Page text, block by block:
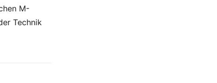
M-
Technik